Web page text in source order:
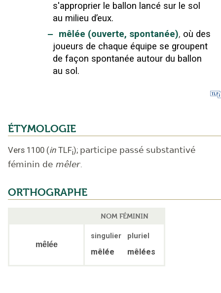
s'approprier le ballon lancé sur le sol
au milieu d’eux.
‒ mêlée (ouverte, spontanée), où des
joueurs de chaque équipe se groupent
de façon spontanée autour du ballon
au sol.
ÉTYMOLOGIE
Vers 1100 (in TLFi); participe passé substantivé
féminin de mêler.
ORTHOGRAPHE
NOM FÉMININ
mêlée
singulier pluriel
mêlée mêlées